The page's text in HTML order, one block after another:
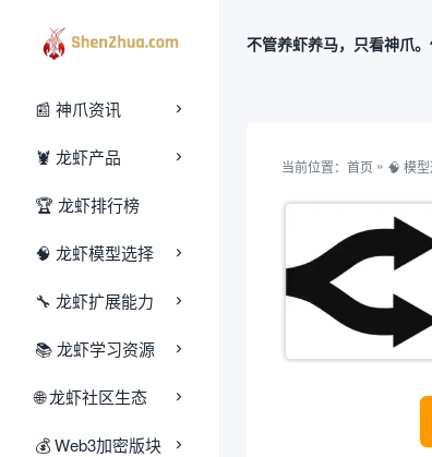
📰 神爪资讯
🦞 龙虾产品
🏆 龙虾排行榜
🧠 龙虾模型选择
🔧 龙虾扩展能力
📚 龙虾学习资源
🌐 龙虾社区生态
‌💰‌ Web3加密版块
不管养虾养马，只看神爪
当前位置： 首页 » 🧠 模